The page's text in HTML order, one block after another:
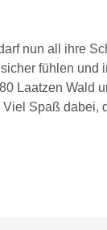
nun all ihre
fühlen und
Laatzen Wald
Viel Spaß dabei,